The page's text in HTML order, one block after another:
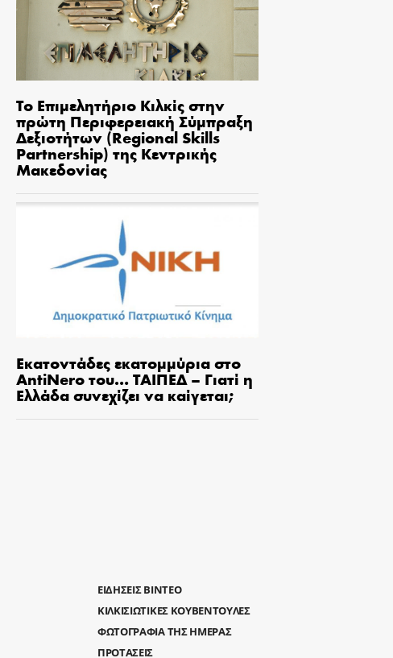
Το Επιμελητήριο Κιλκίς στην
πρώτη Περιφερειακή Σύμπραξη
Δεξιοτήτων (Regional Skills
Partnership) της Κεντρικής
Μακεδονίας
Εκατοντάδες εκατομμύρια στο
AntiNero του… ΤΑΙΠΕΔ – Γιατί η
Ελλάδα συνεχίζει να καίγεται;
ΕΙΔΗΣΕΙΣ ΒΙΝΤΕΟ
ΚΙΛΚΙΣΙΩΤΙΚΕΣ ΚΟΥΒΕΝΤΟΥΛΕΣ
ΦΩΤΟΓΡΑΦΙΑ ΤΗΣ ΗΜΕΡΑΣ
ΠΡΟΤΑΣΕΙΣ